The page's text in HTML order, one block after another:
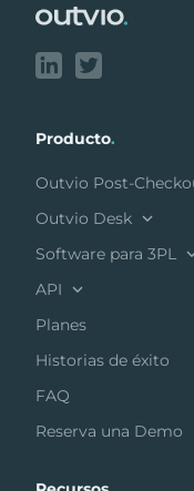
Producto.
Outvio Post-
Outvio Desk
Software para 3PL
API
Planes
Historias de éxito
FAQ
Reserva una Demo